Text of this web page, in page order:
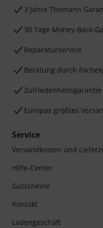
3 Jahre Thomann
30 Tage Money-Back-
Reparaturservice
Beratung durch
Zufriedenheitsgarantie
Europas größtes
Service
Versandkosten und
Hilfe-Center
Gutscheine
Kontakt
Ladengeschäft